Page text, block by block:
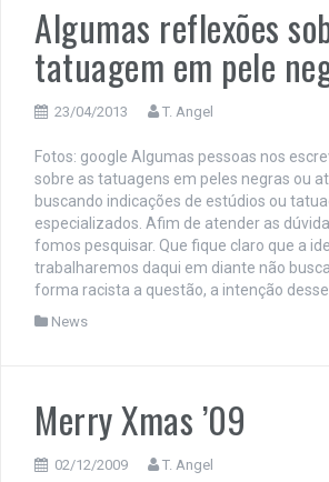
Algumas reflexões
tatuagem em pele
23/04/2013 T. Angel
Fotos: google Algumas pessoas nos
sobre as tatuagens em peles negras ou
buscando indicações de estúdios ou
especializados. Afim de atender as
fomos pesquisar. Que fique claro que a
trabalharemos daqui em diante não
forma racista a questão, a intenção desse
News
Merry Xmas ’09
02/12/2009 T. Angel